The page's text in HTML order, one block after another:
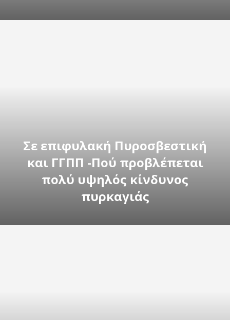
Σε επιφυλακή Πυροσβεστική
και ΓΓΠΠ -Πού προβλέπεται
πολύ υψηλός κίνδυνος
πυρκαγιάς